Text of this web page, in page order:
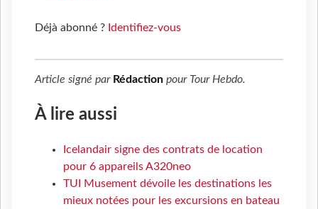
Déjà abonné ? Identifiez-vous
Article signé par Rédaction pour Tour Hebdo.
À lire aussi
Icelandair signe des contrats de location
pour 6 appareils A320neo
TUI Musement dévoile les destinations les
mieux notées pour les excursions en bateau